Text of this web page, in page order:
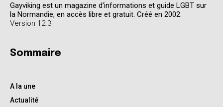
Gayviking est un magazine d'informations et guide LGBT sur
la Normandie, en accès libre et gratuit. Créé en 2002.
Version 12.3
Sommaire
A la une
Actualité